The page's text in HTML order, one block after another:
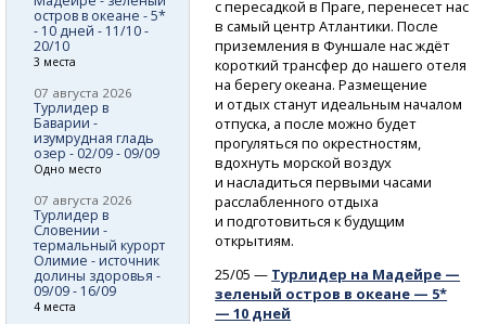
с пересадкой в Праге, перенесет нас
в самый центр Атлантики. После
приземления в Фуншале нас ждёт
короткий трансфер до нашего отеля
на берегу океана. Размещение
и отдых станут идеальным началом
отпуска, а после можно будет
прогуляться по окрестностям,
вдохнуть морской воздух
и насладиться первыми часами
расслабленного отдыха
и подготовиться к будущим
открытиям.
25/05 — Турлидер на Мадейре —
зеленый остров в океане — 5*
— 10 дней
остров в океане - 5*
- 10 дней - 11/10 -
20/10
3 места
07 августа 2026
Турлидер в
Баварии -
изумрудная гладь
озер - 02/09 - 09/09
Одно место
07 августа 2026
Турлидер в
Словении -
термальный курорт
Олимие - источник
долины здоровья -
09/09 - 16/09
4 места